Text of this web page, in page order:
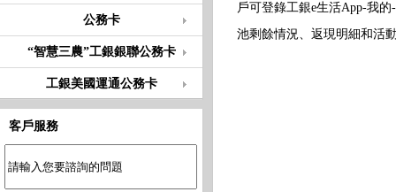
公務卡
“智慧三農”工銀銀聯公務卡
工銀美國運通公務卡
客戶服務
戶可登錄工銀e生活App-我
池剩餘情況、返現明細和活